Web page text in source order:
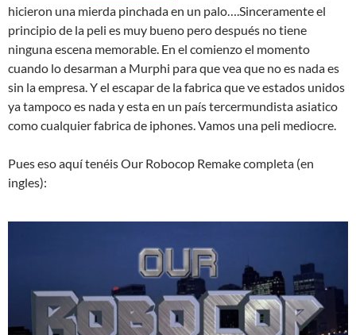
hicieron una mierda pinchada en un palo….Sinceramente el
principio de la peli es muy bueno pero después no tiene
ninguna escena memorable. En el comienzo el momento
cuando lo desarman a Murphi para que vea que no es nada es
sin la empresa. Y el escapar de la fabrica que ve estados unidos
ya tampoco es nada y esta en un país tercermundista asiatico
como cualquier fabrica de iphones. Vamos una peli mediocre.
Pues eso aquí tenéis Our Robocop Remake completa (en
ingles):